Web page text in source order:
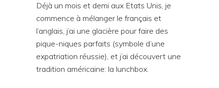
Déjà un mois et demi aux Etats Unis, je
commence à mélanger le français et
l’anglais, j’ai une glacière pour faire des
pique-niques parfaits (symbole d’une
expatriation réussie), et j’ai découvert une
tradition américaine: la lunchbox.